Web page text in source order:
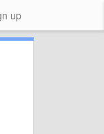
up